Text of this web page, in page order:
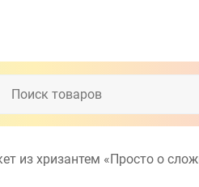
из хризантем «Просто о